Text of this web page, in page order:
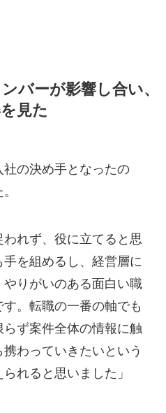
バーが影響し合い、
見た
の決め手となったの
われず、役に立てると思
を組めるし、経営層に
りがいのある面白い職
。転職の一番の軸でも
ず案件全体の情報に触
わっていきたいという
れると思いました」